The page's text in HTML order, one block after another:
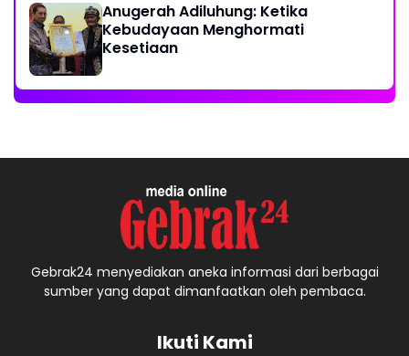
Anugerah Adiluhung: Ketika
Kebudayaan Menghormati
Kesetiaan
Gebrak24 menyediakan aneka informasi dari berbagai
sumber yang dapat dimanfaatkan oleh pembaca.
Ikuti Kami